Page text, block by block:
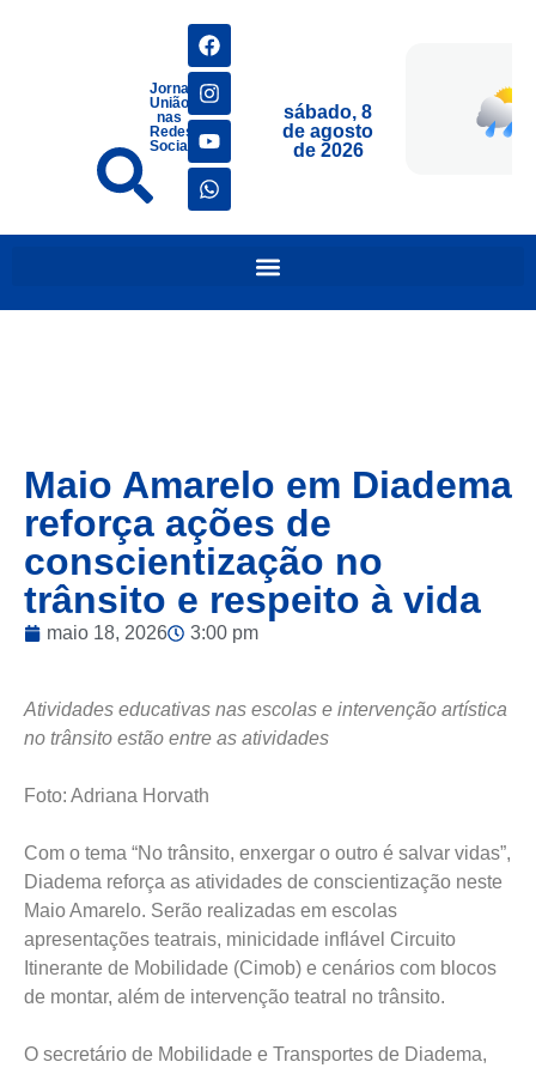
Jornais
União
nas
Redes
Sociais
sábado, 8
de agosto
de 2026
Maio Amarelo em Diadema
reforça ações de
conscientização no
trânsito e respeito à vida
maio 18, 2026 3:00 pm
Atividades educativas nas escolas e intervenção artística
no trânsito estão entre as atividades
Foto: Adriana Horvath
Com o tema “No trânsito, enxergar o outro é salvar vidas”,
Diadema reforça as atividades de conscientização neste
Maio Amarelo. Serão realizadas em escolas
apresentações teatrais, minicidade inflável Circuito
Itinerante de Mobilidade (Cimob) e cenários com blocos
de montar, além de intervenção teatral no trânsito.
O secretário de Mobilidade e Transportes de Diadema,